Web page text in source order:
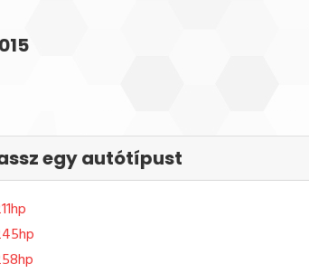
egy autótípust